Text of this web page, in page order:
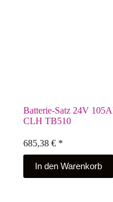
Batterie-Satz 24V
CLH TB510
685,38 € *
In den Warenkorb